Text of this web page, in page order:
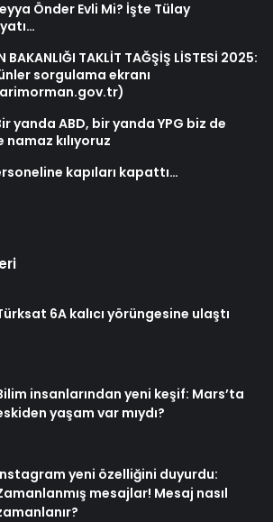
Önder Evli Mi? İşte Tülay
BAKANLIĞI TAKLİT TAĞŞİŞ LİSTESİ 2025:
sorgulama ekranı
yanda ABD, bir yanda YPG biz de
namaz kılıyoruz
kapıları kapattı…
6A kalıcı yörüngesine ulaştı
insanlarından yeni keşif: Mars’ta
yaşam var mıydı?
yeni özelliğini duyurdu:
mesajlar! Mesaj nasıl